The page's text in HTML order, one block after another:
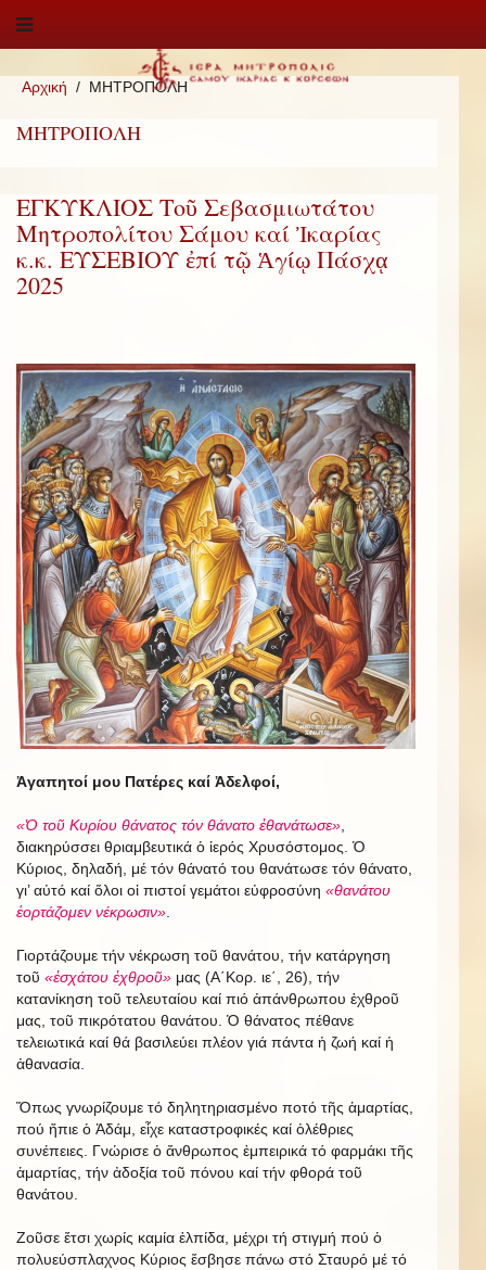
Αρχική ΜΗΤΡΟΠΟΛΗ
ΜΗΤΡΟΠΟΛΗ
ΕΓΚΥΚΛΙΟΣ Τοῦ Σεβασμιωτάτου
Μητροπολίτου Σάμου καί Ἰκαρίας
κ.κ. ΕΥΣΕΒΙΟΥ ἐπί τῷ Ἁγίῳ Πάσχᾳ
2025
Ἀγαπητοί μου Πατέρες καί Ἀδελφοί,
«Ὁ τοῦ Κυρίου θάνατος τόν θάνατο ἐθανάτωσε»
διακηρύσσει θριαμβευτικά ὁ ἱερός Χρυσόστομος. Ὁ
Κύριος, δηλαδή, μέ τόν θάνατό του θανάτωσε τόν θάνατο,
γι’ αὐτό καί ὅλοι οἱ πιστοί γεμάτοι εὐφροσύνη «θανάτου
ἑορτάζομεν νέκρωσιν»
Γιορτάζουμε τήν νέκρωση τοῦ θανάτου, τήν κατάργηση
τοῦ «ἐσχάτου ἐχθροῦ» μας (Α΄Κορ. ιε΄, 26), τήν
κατανίκηση τοῦ τελευταίου καί πιό ἀπάνθρωπου ἐχθροῦ
μας, τοῦ πικρότατου θανάτου. Ὁ θάνατος πέθανε
τελειωτικά καί θά βασιλεύει πλέον γιά πάντα ἡ ζωή καί ἡ
ἀθανασία.
Ὅπως γνωρίζουμε τό δηλητηριασμένο ποτό τῆς ἁμαρτίας,
πού ἤπιε ὁ Ἀδάμ, εἶχε καταστροφικές καί ὀλέθριες
συνέπειες. Γνώρισε ὁ ἄνθρωπος ἐμπειρικά τό φαρμάκι τῆς
ἁμαρτίας, τήν ἀδοξία τοῦ πόνου καί τήν φθορά τοῦ
θανάτου.
Ζοῦσε ἔτσι χωρίς καμία ἐλπίδα, μέχρι τή στιγμή πού ὁ
πολυεύσπλαχνος Κύριος ἔσβησε πάνω στό Σταυρό μέ τό